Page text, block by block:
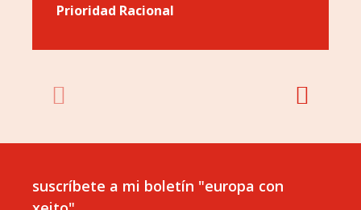
Prioridad Racional
suscríbete a mi boletín "europa con